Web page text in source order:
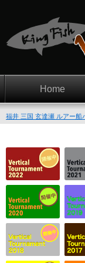
Home
福井 三国 玄達瀬 ルアー船